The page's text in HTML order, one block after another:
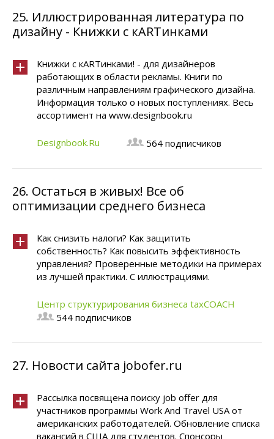
25. Иллюстрированная литература по
дизайну - Книжки с кARTинками
Книжки с кARTинками! - для дизайнеров
работающих в области рекламы. Книги по
различным направлениям графического дизайна.
Информация только о новых поступлениях. Весь
ассортимент на www.designbook.ru
Designbook.Ru 564 подписчиков
26. Остаться в живых! Все об
оптимизации среднего бизнеса
Как снизить налоги? Как защитить
собственность? Как повысить эффективность
управления? Проверенные методики на примерах
из лучшей практики. С иллюстрациями.
Центр структурирования бизнеса taxCOACH
544 подписчиков
27. Новости сайта jobofer.ru
Рассылка посвящена поиску job offer для
участников программы Work And Travel USA от
американских работодателей. Обновление списка
вакансий в США для студентов. Спонсоры